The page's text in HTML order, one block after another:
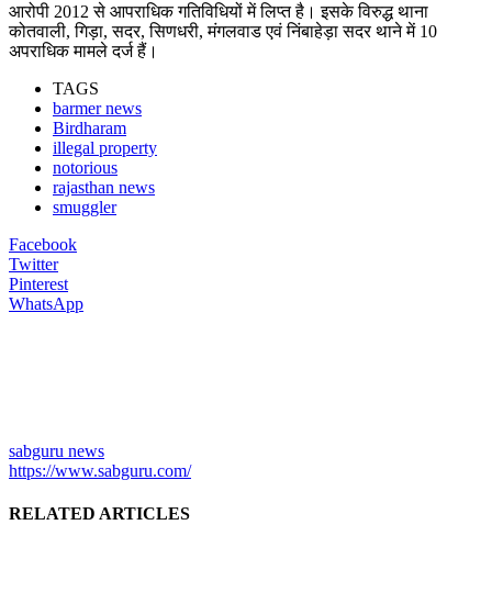
आरोपी 2012 से आपराधिक गतिविधियों में लिप्त है। इसके विरुद्ध थाना
कोतवाली, गिड़ा, सदर, सिणधरी, मंगलवाड एवं निंबाहेड़ा सदर थाने में 10
अपराधिक मामले दर्ज हैं।
TAGS
barmer news
Birdharam
illegal property
notorious
rajasthan news
smuggler
Facebook
Twitter
Pinterest
WhatsApp
sabguru news
https://www.sabguru.com/
RELATED ARTICLES